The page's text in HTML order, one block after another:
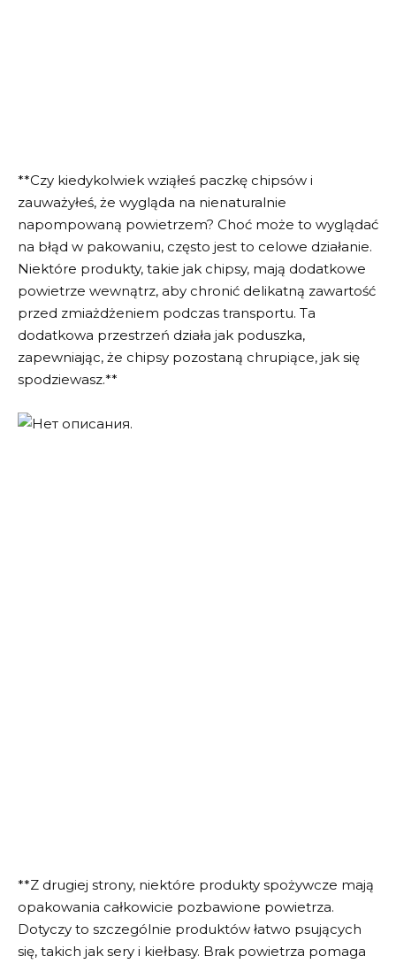
**Czy kiedykolwiek wziąłeś paczkę chipsów i
zauważyłeś, że wygląda na nienaturalnie
napompowaną powietrzem? Choć może to wyglądać
na błąd w pakowaniu, często jest to celowe działanie.
Niektóre produkty, takie jak chipsy, mają dodatkowe
powietrze wewnątrz, aby chronić delikatną zawartość
przed zmiażdżeniem podczas transportu. Ta
dodatkowa przestrzeń działa jak poduszka,
zapewniając, że chipsy pozostaną chrupiące, jak się
spodziewasz.**
**Z drugiej strony, niektóre produkty spożywcze mają
opakowania całkowicie pozbawione powietrza.
Dotyczy to szczególnie produktów łatwo psujących
się, takich jak sery i kiełbasy. Brak powietrza pomaga